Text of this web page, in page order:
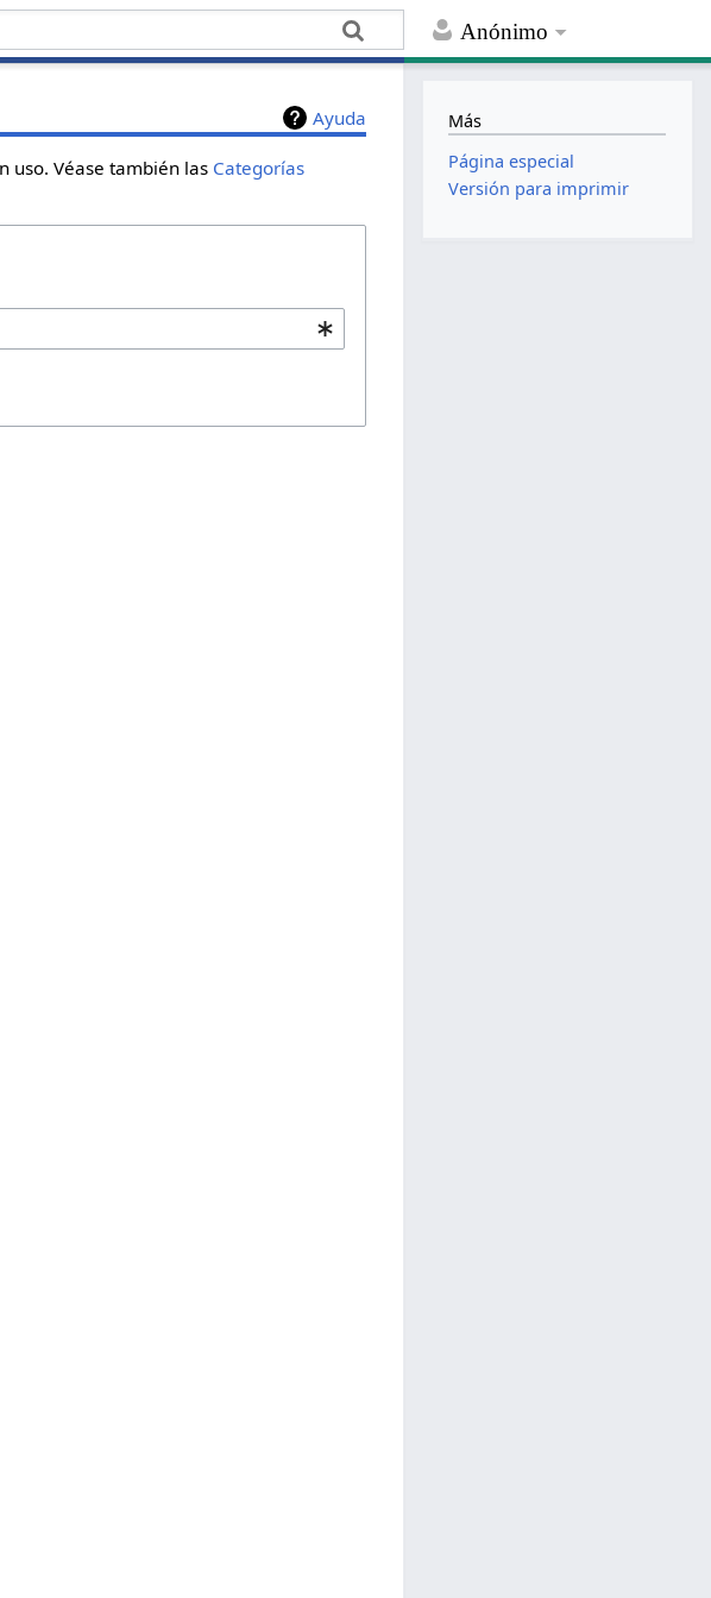
Anónimo
Ayuda
uso. Véase también las Categorías
Más
Página especial
Versión para imprimir